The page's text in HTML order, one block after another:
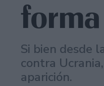
forma
Si bien desde
contra
aparición.